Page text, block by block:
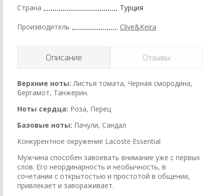
Страна Турция
Производитель Clive&Keira
Описание Отзывы
Верхние ноты: Листья томата, Черная смородина,
Бергамот, Танжерин.
Ноты сердца: Роза, Перец
Базовые ноты: Пачули, Сандал
Конкурентное окружение Lacoste Essential
Мужчина способен завоевать внимание уже с первых
слов. Его неординарность и необычность, в
сочетании с открытостью и простотой в общении,
привлекает и завораживает.